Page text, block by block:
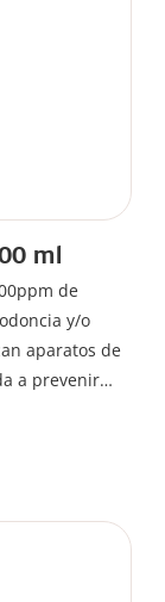
ml
de
y/o
aparatos de
a prevenir